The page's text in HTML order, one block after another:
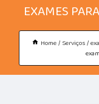
EXAMES
Home Serviços